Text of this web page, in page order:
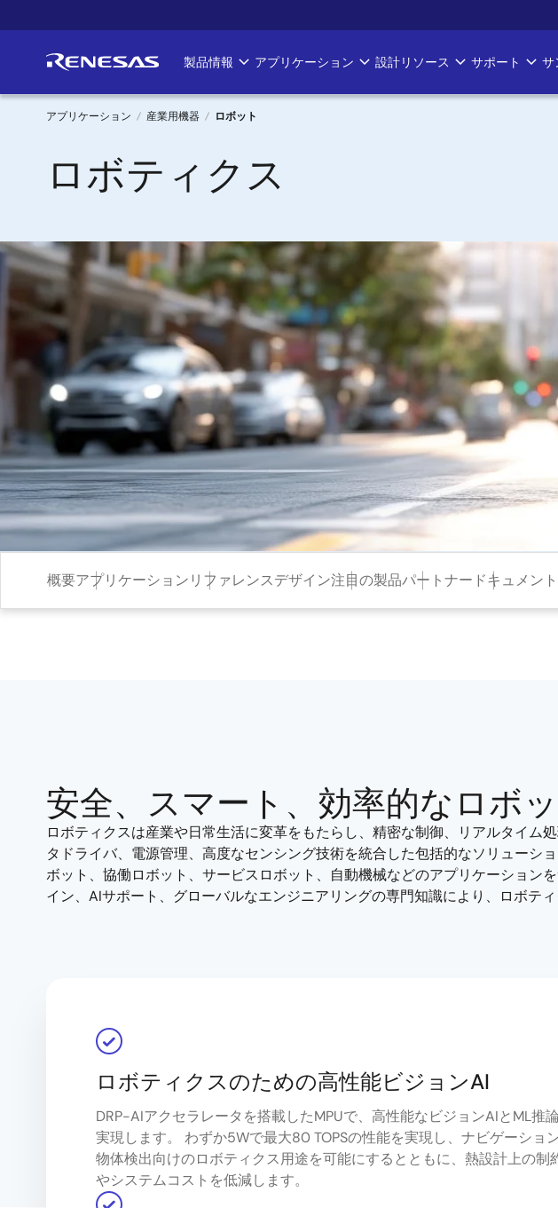
イ
ン
Main
navigation
製品情報 アプリケーション 設計リソース サポート サ
パ
ン
く
ず
アプリケーション 産業用機器 ロボット
ロボティクス
画像
概要アプリケーションリファレンスデザイン注目の製品パートナー ドキュメント
安全、スマート、効率的なロボ
ロボティクスは産業や日常生活に変革をもたらし、精密な制御、リアルタイム
タドライバ、電源管理、高度なセンシング技術を統合した包括的なソリューシ
ボット、協働ロボット、サービスロボット、自動機械などのアプリケーション
イン、AIサポート、グローバルなエンジニアリングの専門知識により、ロボテ
ロボティクスのための高性能ビジョンAI
DRP-AIアクセラレータを搭載したMPUで、高性能なビジョンAIとML推
実現します。 わずか5Wで最大80 TOPSの性能を実現し、ナビゲーショ
物体検出向けのロボティクス用途を可能にするとともに、熱設計上の制
やシステムコストを低減します。